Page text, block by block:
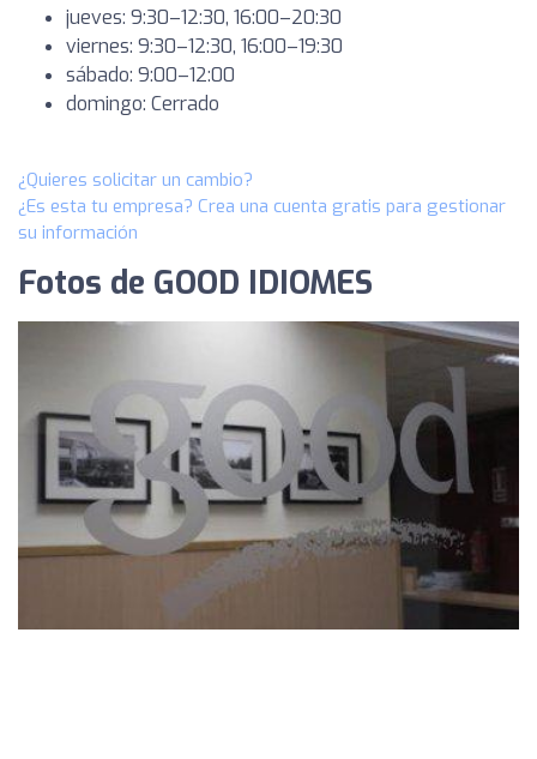
jueves: 9:30–12:30, 16:00–20:30
viernes: 9:30–12:30, 16:00–19:30
sábado: 9:00–12:00
domingo: Cerrado
¿Quieres solicitar un cambio?
¿Es esta tu empresa? Crea una cuenta gratis para gestionar
su información
Fotos de GOOD IDIOMES